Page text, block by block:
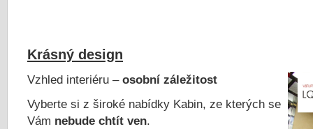
Krásný design
Vzhled interiéru – osobní záležitost
Vyberte si z široké nabídky Kabin, ze kterých se
Vám nebude chtít ven.